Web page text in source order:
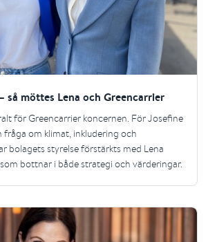
så möttes Lena och Greencarrier
för Greencarrier koncernen. För Josefine
fråga om klimat, inkludering och
bolagets styrelse förstärkts med Lena
bottnar i både strategi och värderingar.